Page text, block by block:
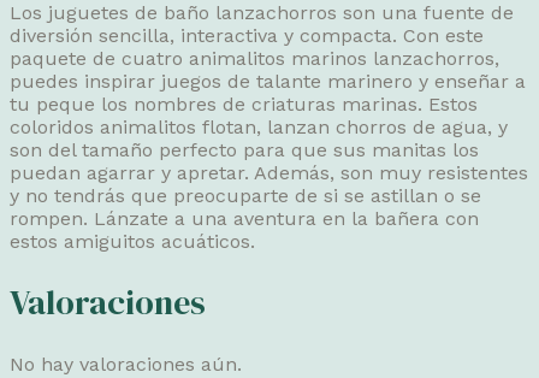
Los juguetes de baño lanzachorros son una fuente de
diversión sencilla, interactiva y compacta. Con este
paquete de cuatro animalitos marinos lanzachorros,
puedes inspirar juegos de talante marinero y enseñar a
tu peque los nombres de criaturas marinas. Estos
coloridos animalitos flotan, lanzan chorros de agua, y
son del tamaño perfecto para que sus manitas los
puedan agarrar y apretar. Además, son muy resistentes
y no tendrás que preocuparte de si se astillan o se
rompen. Lánzate a una aventura en la bañera con
estos amiguitos acuáticos.
Valoraciones
No hay valoraciones aún.